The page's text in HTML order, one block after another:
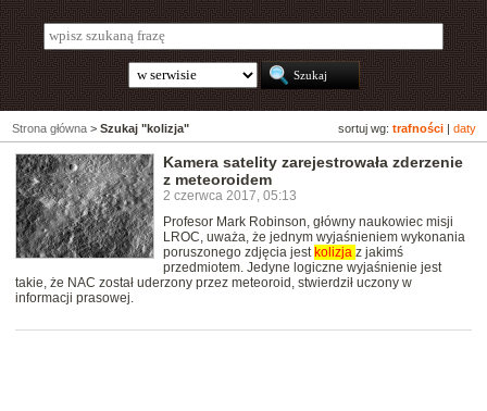
sortuj wg: trafności daty
Strona główna > Szukaj "kolizja"
Kamera satelity zarejestrowała zderzenie
z meteoroidem
2 czerwca 2017, 05:13
Profesor Mark Robinson, główny naukowiec misji
LROC, uważa, że jednym wyjaśnieniem wykonania
poruszonego zdjęcia jest kolizja z jakimś
przedmiotem. Jedyne logiczne wyjaśnienie jest
takie, że NAC został uderzony przez meteoroid, stwierdził uczony w
informacji prasowej.